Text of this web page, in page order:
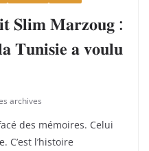
𝐒𝐥𝐢𝐦 𝐌𝐚𝐫𝐳𝐨𝐮𝐠 :
𝐓𝐮𝐧𝐢𝐬𝐢𝐞 𝐚 𝐯𝐨𝐮𝐥𝐮
archives
des mémoires. Celui
l’histoire